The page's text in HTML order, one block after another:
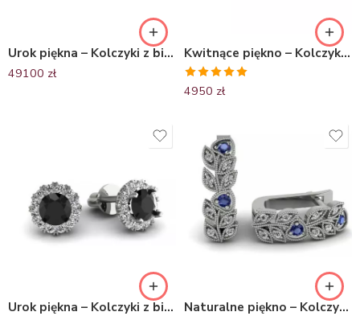
Urok piękna – Kolczyki z białego złota z diamentami
49100 zł
Kwitnące piękno – Kolczyki z białego złota z szafirami
Oceniono
4950 zł
Urok piękna – Kolczyki z białego złota z czarnymi diamentami i brylantami
Naturalne piękno – Kolczyki z białego złota z szafirami i diamentami